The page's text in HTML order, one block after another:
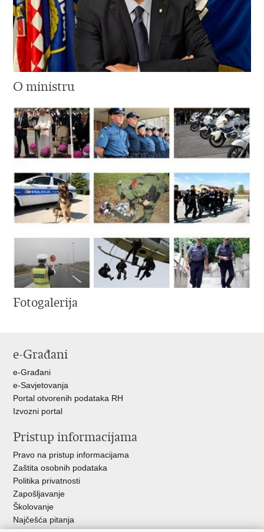
O ministru
Fotogalerija
e-Građani
e-Građani
e-Savjetovanja
Portal otvorenih podataka RH
Izvozni portal
Pristup informacijama
Pravo na pristup informacijama
Zaštita osobnih podataka
Politika privatnosti
Zapošljavanje
Školovanje
Najčešća pitanja